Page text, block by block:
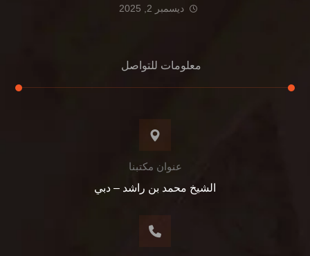
ديسمبر 2, 2025
معلومات للتواصل
عنوان مكتبنا
الشيخ محمد بن راشد – دبي